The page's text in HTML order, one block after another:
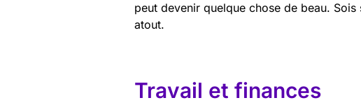
peut devenir quelque chose de beau. Sois
atout.
Travail et finances